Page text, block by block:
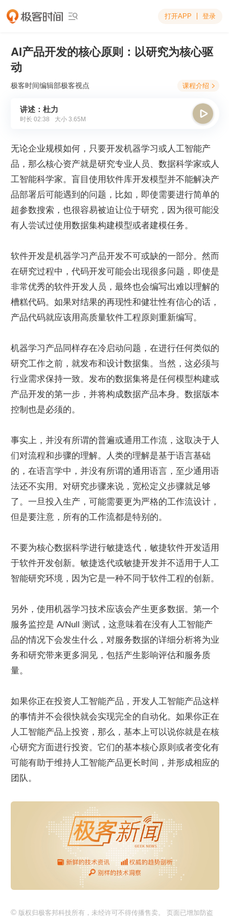
 打开APP 登录
AI产品开发的核心原则：以研究为核心驱
动
极客时间编辑部极客视点 课程介绍 
讲述：杜力
时长 02:38 大小 3.65M

无论企业规模如何，只要开发机器学习或人工智能产
品，那么核心资产就是研究专业人员、数据科学家或人
工智能科学家。盲目使用软件库开发模型并不能解决产
品部署后可能遇到的问题，比如，即使需要进行简单的
超参数搜索，也很容易被迫让位于研究，因为很可能没
有人尝试过使用数据集构建模型或者建模任务。
软件开发是机器学习产品开发不可或缺的一部分。然而
在研究过程中，代码开发可能会出现很多问题，即使是
非常优秀的软件开发人员，最终也会编写出难以理解的
槽糕代码。如果对结果的再现性和健壮性有信心的话，
产品代码就应该用高质量软件工程原则重新编写。
机器学习产品同样存在冷启动问题，在进行任何类似的
研究工作之前，就发布和设计数据集。当然，这必须与
行业需求保持一致。发布的数据集将是任何模型构建或
产品开发的第一步，并将构成数据产品本身。数据版本
控制也是必须的。
事实上，并没有所谓的普遍或通用工作流，这取决于人
们对流程和步骤的理解。人类的理解是基于语言基础
的，在语言学中，并没有所谓的通用语言，至少通用语
法还不实用。对研究步骤来说，宽松定义步骤就足够
了。一旦投入生产，可能需要更为严格的工作流设计，
但是要注意，所有的工作流都是特别的。
不要为核心数据科学进行敏捷迭代，敏捷软件开发适用
于软件开发创新。敏捷迭代或敏捷开发并不适用于人工
智能研究环境，因为它是一种不同于软件工程的创新。
另外，使用机器学习技术应该会产生更多数据。第一个
服务监控是 A/Null 测试，这意味着在没有人工智能产
品的情况下会发生什么，对服务数据的详细分析将为业
务和研究带来更多洞见，包括产生影响评估和服务质
量。
如果你正在投资人工智能产品，开发人工智能产品这样
的事情并不会很快就会实现完全的自动化。如果你正在
人工智能产品上投资，那么，基本上可以说你就是在核
心研究方面进行投资。它们的基本核心原则或者变化有
可能有助于维持人工智能产品更长时间，并形成相应的
团队。
© 版权归极客邦科技所有，未经许可不得传播售卖。 页面已增加防盗